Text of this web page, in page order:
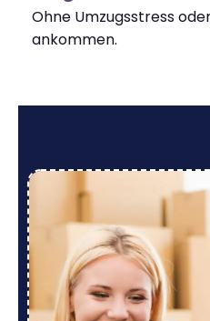
Ohne Umzugsstress
ankommen.